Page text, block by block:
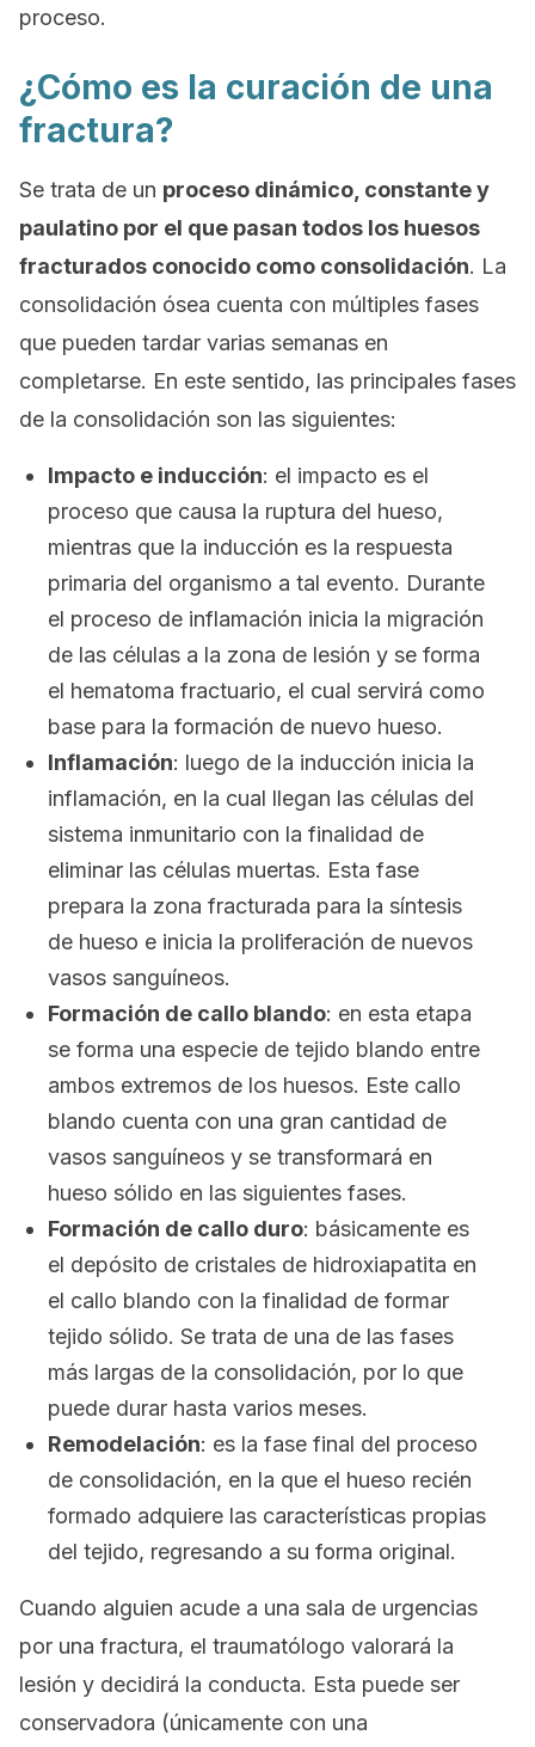
proceso.
¿Cómo es la curación de una
fractura?
Se trata de un proceso dinámico, constante y
paulatino por el que pasan todos los huesos
fracturados conocido como consolidación. La
consolidación ósea cuenta con múltiples fases
que pueden tardar varias semanas en
completarse. En este sentido, las principales fases
de la consolidación son las siguientes:
Impacto e inducción: el impacto es el
proceso que causa la ruptura del hueso,
mientras que la inducción es la respuesta
primaria del organismo a tal evento. Durante
el proceso de inflamación inicia la migración
de las células a la zona de lesión y se forma
el hematoma fractuario, el cual servirá como
base para la formación de nuevo hueso.
Inflamación: luego de la inducción inicia la
inflamación, en la cual llegan las células del
sistema inmunitario con la finalidad de
eliminar las células muertas. Esta fase
prepara la zona fracturada para la síntesis
de hueso e inicia la proliferación de nuevos
vasos sanguíneos.
Formación de callo blando: en esta etapa
se forma una especie de tejido blando entre
ambos extremos de los huesos. Este callo
blando cuenta con una gran cantidad de
vasos sanguíneos y se transformará en
hueso sólido en las siguientes fases.
Formación de callo duro: básicamente es
el depósito de cristales de hidroxiapatita en
el callo blando con la finalidad de formar
tejido sólido. Se trata de una de las fases
más largas de la consolidación, por lo que
puede durar hasta varios meses.
Remodelación: es la fase final del proceso
de consolidación, en la que el hueso recién
formado adquiere las características propias
del tejido, regresando a su forma original.
Cuando alguien acude a una sala de urgencias
por una fractura, el traumatólogo valorará la
lesión y decidirá la conducta. Esta puede ser
conservadora (únicamente con una